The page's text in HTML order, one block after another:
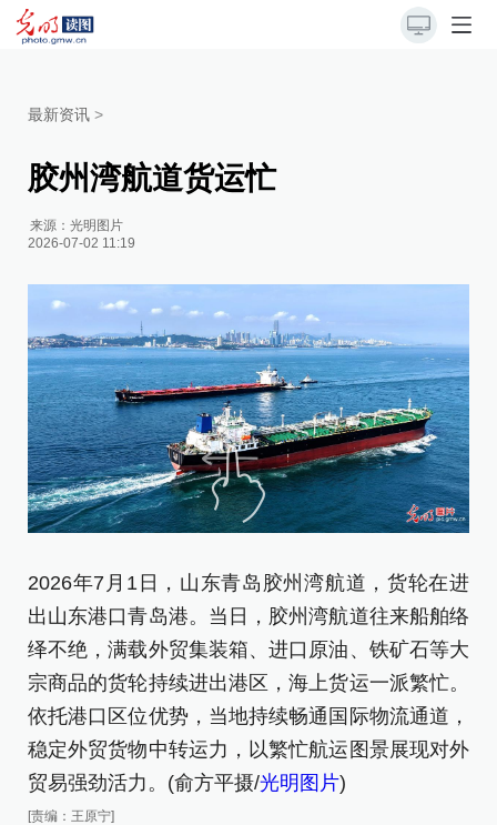
最新资讯 >
胶州湾航道货运忙
来源：光明图片
2026-07-02 11:19
2026年7月1日，山东青岛胶州湾航道，货轮在进
出山东港口青岛港。当日，胶州湾航道往来船舶络
绎不绝，满载外贸集装箱、进口原油、铁矿石等大
宗商品的货轮持续进出港区，海上货运一派繁忙。
依托港口区位优势，当地持续畅通国际物流通道，
稳定外贸货物中转运力，以繁忙航运图景展现对外
贸易强劲活力。(俞方平摄/光明图片)
[责编：王原宁]